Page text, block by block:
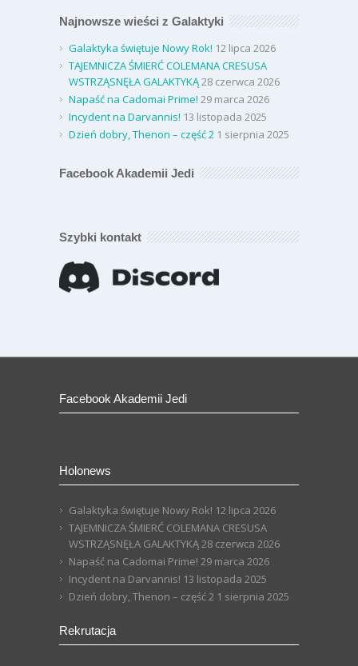
Najnowsze wieści z Galaktyki
Galaktyka świętuje Nowy Rok! 12 lipca 2026
TAJEMNICZA ŚMIERĆ COLEMANA CRESUSA
WSTRZĄSNĘŁA GALAKTYKĄ28 czerwca 2026
Napaść na Cadomai Prime! 29 marca 2026
Incydent na Darvannis! 13 listopada 2025
Dzień dobry, Thenon – część 2 1 sierpnia 2025
Facebook Akademii Jedi
Szybki kontakt
Facebook Akademii Jedi
Holonews
Galaktyka świętuje Nowy Rok! 12 lipca 2026
TAJEMNICZA ŚMIERĆ COLEMANA CRESUSA
WSTRZĄSNĘŁA GALAKTYKĄ28 czerwca 2026
Napaść na Cadomai Prime! 29 marca 2026
Incydent na Darvannis! 13 listopada 2025
Dzień dobry, Thenon – część 2 1 sierpnia 2025
Rekrutacja